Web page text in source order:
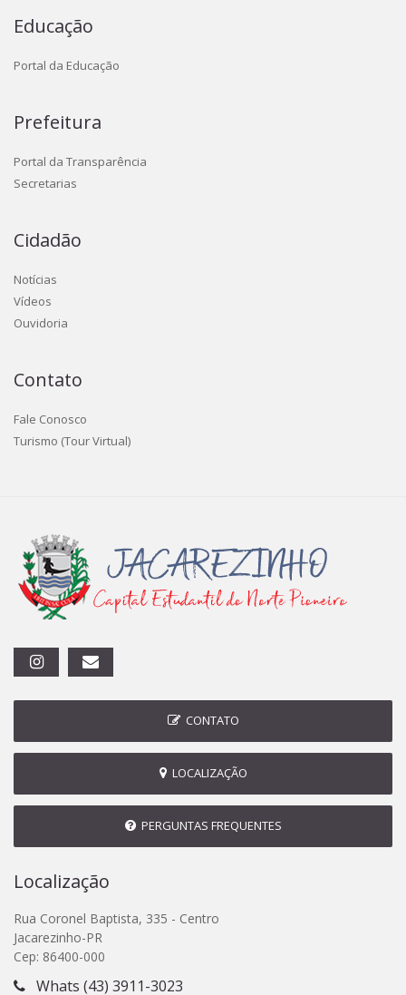
Educação
Portal da Educação
Prefeitura
Portal da Transparência
Secretarias
Cidadão
Notícias
Vídeos
Ouvidoria
Contato
Fale Conosco
Turismo (Tour Virtual)
CONTATO
LOCALIZAÇÃO
PERGUNTAS FREQUENTES
Localização
Rua Coronel Baptista, 335 - Centro
Jacarezinho-PR
Cep: 86400-000
Whats (43) 3911-3023